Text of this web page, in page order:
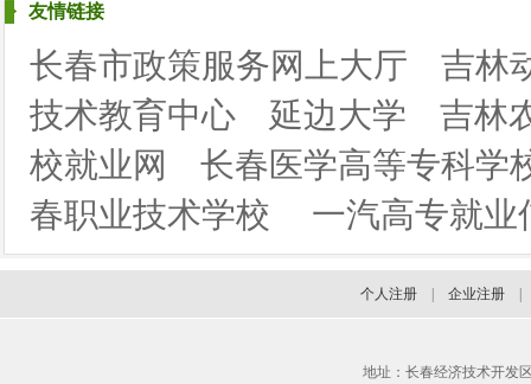
友情链接
长春市政策服务网上大厅
吉林
技术教育中心
延边大学
吉林
校就业网
长春医学高等专科学
春职业技术学校
一汽高专就业
个人注册 企业注册
地址：长春经济技术开发